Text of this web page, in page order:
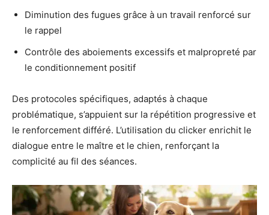
Diminution des fugues grâce à un travail renforcé sur
le rappel
Contrôle des aboiements excessifs et malpropreté par
le conditionnement positif
Des protocoles spécifiques, adaptés à chaque
problématique, s’appuient sur la répétition progressive et
le renforcement différé. L’utilisation du clicker enrichit le
dialogue entre le maître et le chien, renforçant la
complicité au fil des séances.